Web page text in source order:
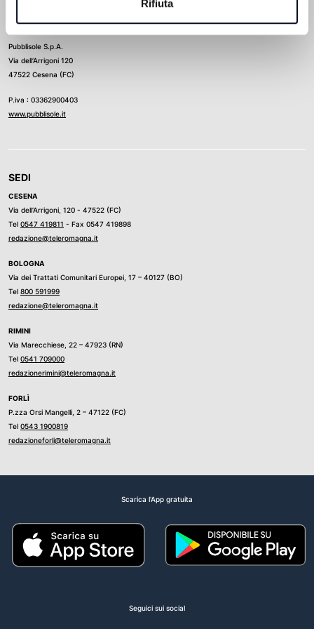
Rifiuta
Ludovico Luongo
Pubblisole S.p.A.
Via dell’Arrigoni 120
47522 Cesena (FC)
P.iva : 03362900403
www.pubblisole.it
SEDI
CESENA
Via dell’Arrigoni, 120 - 47522 (FC)
Tel 0547 419811 - Fax 0547 419898
redazione@teleromagna.it
BOLOGNA
Via dei Trattati Comunitari Europei, 17 – 40127 (BO)
Tel 800 591999
redazione@teleromagna.it
RIMINI
Via Marecchiese, 22 – 47923 (RN)
Tel 0541 709000
redazionerimini@teleromagna.it
FORLÌ
P.zza Orsi Mangelli, 2 – 47122 (FC)
Tel 0543 1900819
redazioneforli@teleromagna.it
Scarica l'App gratuita
Seguici sui social